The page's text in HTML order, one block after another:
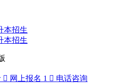
本招生
本招生
 网上报名 1  电话咨询